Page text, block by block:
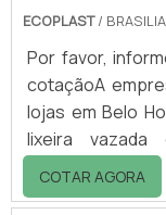
ECOPLAST/
Por favor,
cotaçãoA
lojas em Belo
lixeira
ambientes,
e a limpeza do
COTAR AGORA